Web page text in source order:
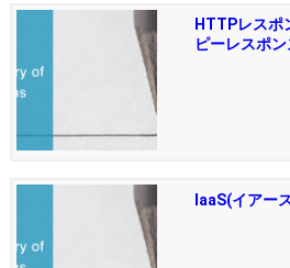
HTTPレスポ
ピーレスポ
IaaS(イアー